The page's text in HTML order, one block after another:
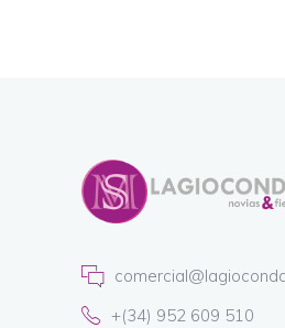
+(34) 952 609 510